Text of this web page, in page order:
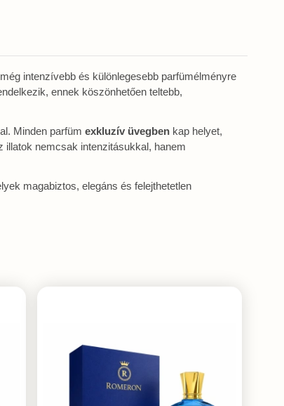
intenzívebb és különlegesebb parfümélményre
ennek köszönhetően teltebb,
Minden parfüm exkluzív üvegbenkap helyet,
nemcsak intenzitásukkal, hanem
magabiztos, elegáns és felejthetetlen